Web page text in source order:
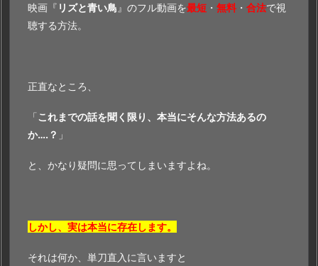
映画『 リズと青い鳥 』のフル動画を最短 ・ 無料 ・ 合法で視
聴する方法。
正直なところ、
「これまでの話を聞く限り、本当にそんな方法あるの
か….？ 」
と、かなり疑問に思ってしまいますよね。
しかし、実は本当に存在します。
それは何か、単刀直入に言いますと